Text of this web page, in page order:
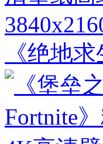
《绝地